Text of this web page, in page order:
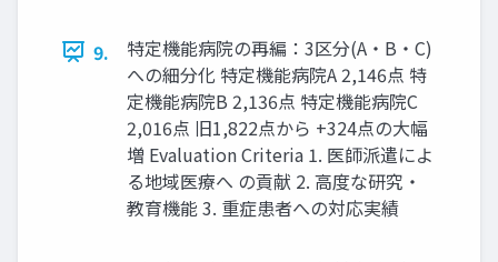
9.
特定機能病院の再編：3区分(A・B・C)
への細分化 特定機能病院A 2,146点 特
定機能病院B 2,136点 特定機能病院C
2,016点 旧1,822点から +324点の大幅
増 Evaluation Criteria 1. 医師派遣によ
る地域医療へ の貢献 2. 高度な研究・
教育機能 3. 重症患者への対応実績